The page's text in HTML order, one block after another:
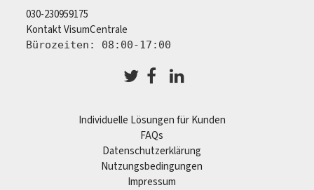
030-230959175
Kontakt VisumCentrale
Bürozeiten: 08:00-17:00
Individuelle Lösungen für Kunden
FAQs
Datenschutzerklärung
Nutzungsbedingungen
Impressum